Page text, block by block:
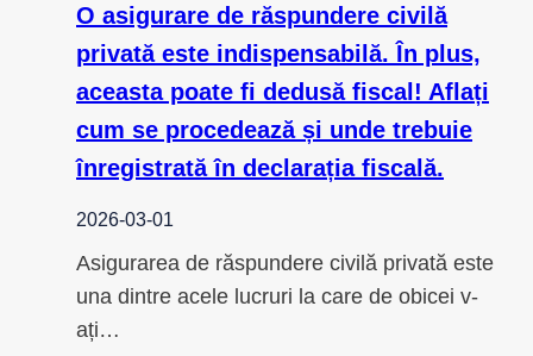
O asigurare de răspundere civilă
privată este indispensabilă. În plus,
aceasta poate fi dedusă fiscal! Aflați
cum se procedează și unde trebuie
înregistrată în declarația fiscală.
2026-03-01
Asigurarea de răspundere civilă privată este
una dintre acele lucruri la care de obicei v-
ați…